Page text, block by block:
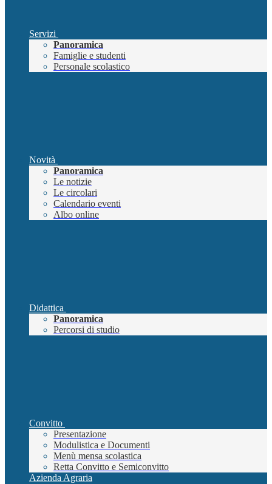
Servizi
Panoramica
Famiglie e studenti
Personale scolastico
Novità
Panoramica
Le notizie
Le circolari
Calendario eventi
Albo online
Didattica
Panoramica
Percorsi di studio
Convitto
Presentazione
Modulistica e Documenti
Menù mensa scolastica
Retta Convitto e Semiconvitto
Azienda Agraria